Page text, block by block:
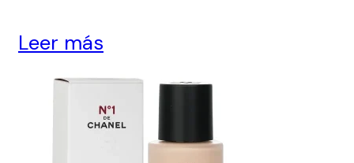
Leer más